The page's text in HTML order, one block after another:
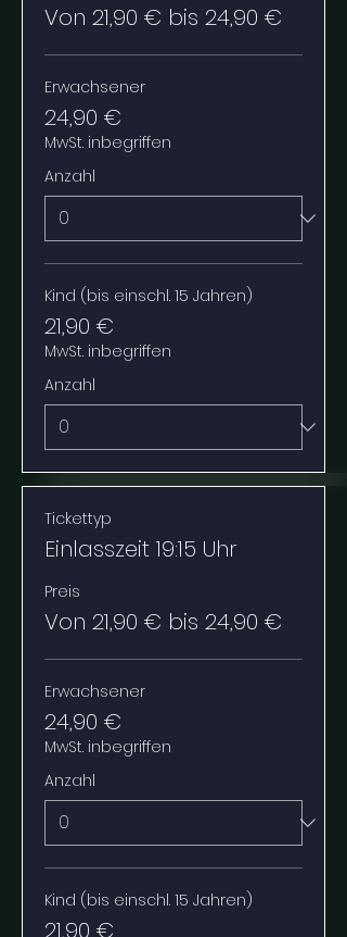
Von 21,90 € bis 24,90 €
Erwachsener
24,90 €
MwSt. inbegriffen
Anzahl
Kind (bis einschl. 15 Jahren)
21,90 €
MwSt. inbegriffen
Anzahl
Tickettyp
Einlasszeit 19:15 Uhr
Preis
Von 21,90 € bis 24,90 €
Erwachsener
24,90 €
MwSt. inbegriffen
Anzahl
Kind (bis einschl. 15 Jahren)
21,90 €